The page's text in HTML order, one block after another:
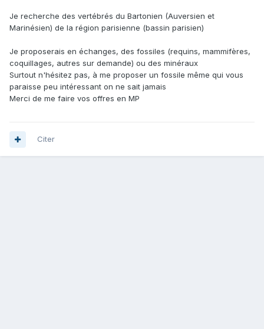
Je recherche des vertébrés du Bartonien (Auversien et
Marinésien) de la région parisienne (bassin parisien)
Je proposerais en échanges, des fossiles (requins, mammifères,
coquillages, autres sur demande) ou des minéraux
Surtout n'hésitez pas, à me proposer un fossile même qui vous
paraisse peu intéressant on ne sait jamais
Merci de me faire vos offres en MP
Citer